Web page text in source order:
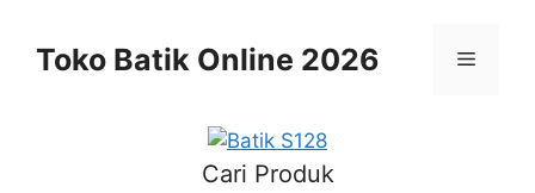
contentToko Batik Online 2026 Menu
Cari Produk